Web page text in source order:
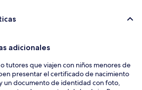
adicionales
tutores que viajen con niños menores de
presentar el certificado de nacimiento
un documento de identidad con foto,